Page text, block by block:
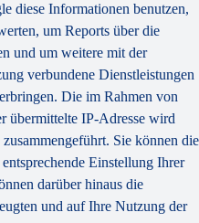
diese Informationen benutzen,
um Reports über die
und um weitere mit der
verbundene Dienstleistungen
Die im Rahmen von
übermittelte IP-Adresse wird
Sie können die
Einstellung Ihrer
darüber hinaus die
und auf Ihre Nutzung der